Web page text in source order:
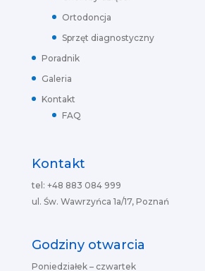
Ortodoncja
Sprzęt diagnostyczny
Poradnik
Galeria
Kontakt
FAQ
Kontakt
tel: +48 883 084 999
ul. Św. Wawrzyńca 1a/17, Poznań
Godziny otwarcia
Poniedziałek – czwartek